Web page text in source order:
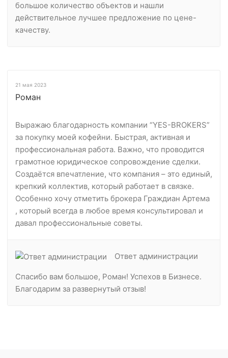
большое количество объектов и нашли
действительное лучшее предложение по цене-
качеству.
21 мая 2023
Роман
Выражаю благодарность компании “YES-BROKERS”
за покупку моей кофейни. Быстрая, активная и
профессиональная работа. Важно, что проводится
грамотное юридическое сопровождение сделки.
Создаётся впечатление, что компания – это единый,
крепкий коллектив, который работает в связке.
Особенно хочу отметить брокера Граждиан Артема
, который всегда в любое время консультировал и
давал профессиональные советы.
Ответ администрации
Спасибо вам большое, Роман! Успехов в Бизнесе.
Благодарим за развернутый отзыв!